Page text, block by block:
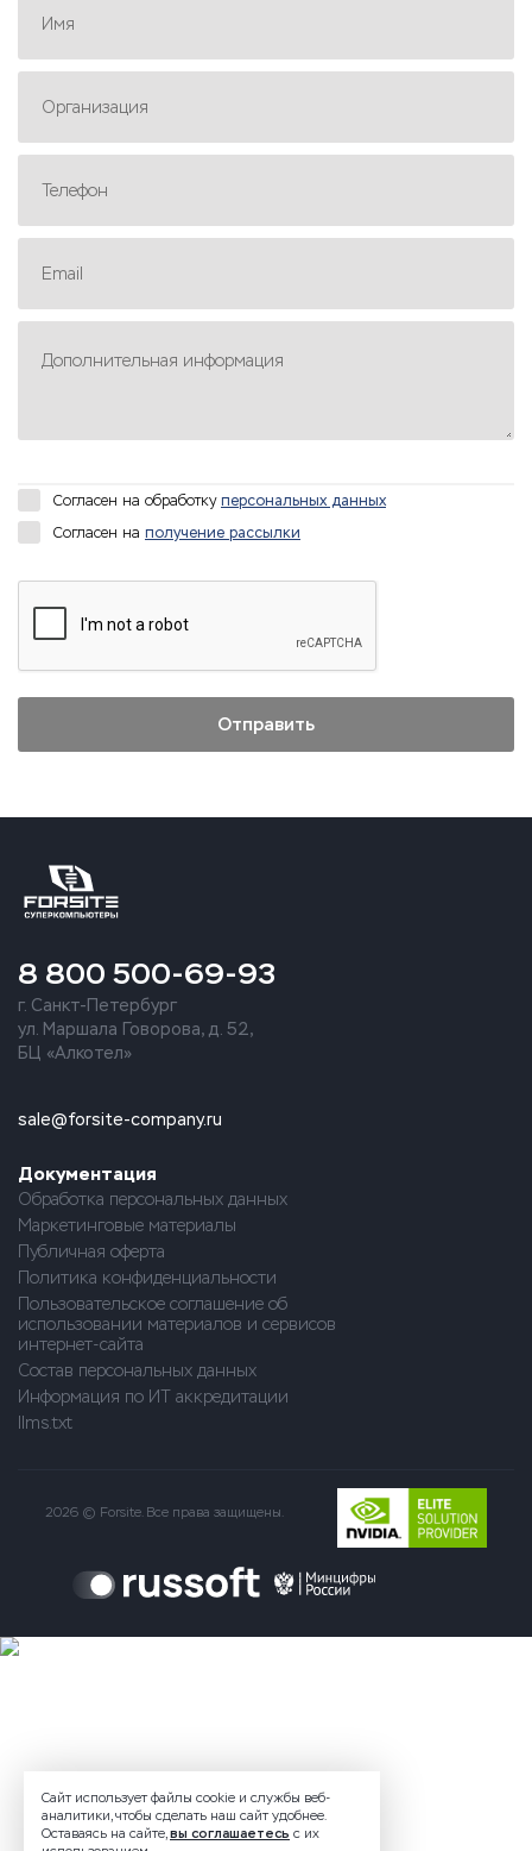
Имя
Организация
Телефон
Email
Дополнительная информация
Согласен на обработкуперсональных данных
Согласен на получение рассылки
Сайт использует файлы cookie и службы веб-
аналитики, чтобы сделать наш сайт удобнее.
Оставаясь на сайте,вы соглашаетесь с их
8 800 500-69-93
г. Санкт-Петербург
ул. Маршала Говорова, д. 52,
БЦ «Алкотел»
sale@forsite-company.ru
Документация
Обработка персональных данных
Маркетинговые материалы
Публичная оферта
Политика конфиденциальности
Пользовательское соглашение об
использовании материалов и сервисов
интернет-сайта
Состав персональных данных
Информация по ИТ аккредитации
llms.txt
2026 © Forsite. Все права защищены.